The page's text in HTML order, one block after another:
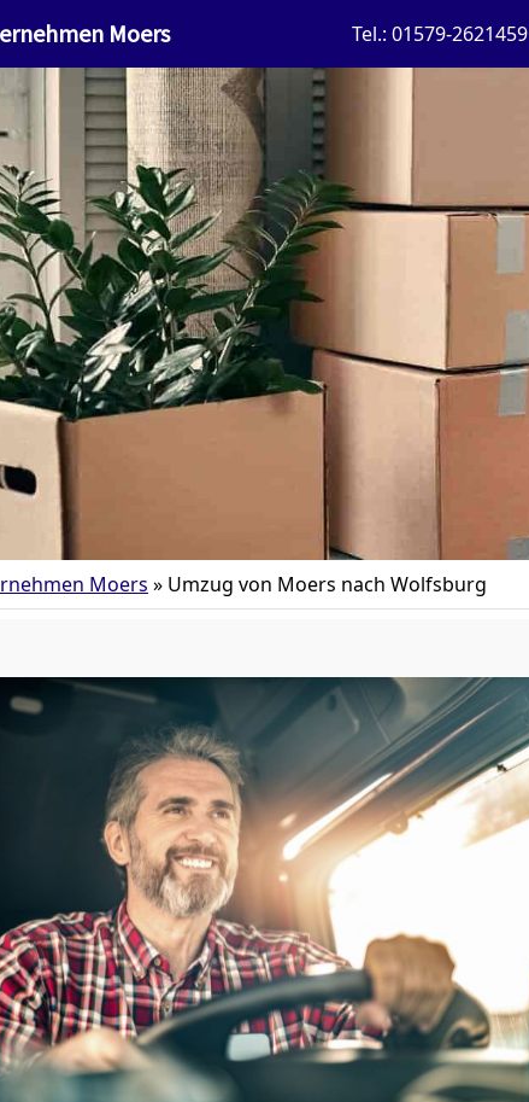
Moers Tel.: 01579-2621459
Moers » Umzug von Moers nach Wolfsburg